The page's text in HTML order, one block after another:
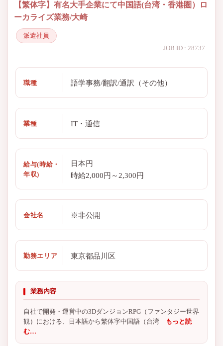
【繁体字】有名大手企業にて中国語(台湾・香港圏）ロ
ーカライズ業務/大崎
派遣社員
JOB ID : 28737
職種 語学事務/翻訳/通訳（その他）
業種 IT・通信
給与(時給・
年収)
日本円
時給2,000円～2,300円
会社名 ※非公開
勤務エリア 東京都品川区
業務内容
自社で開発・運営中の3DダンジョンRPG（ファンタジー世界
観）における、日本語から繁体字中国語（台湾 もっと読
む…